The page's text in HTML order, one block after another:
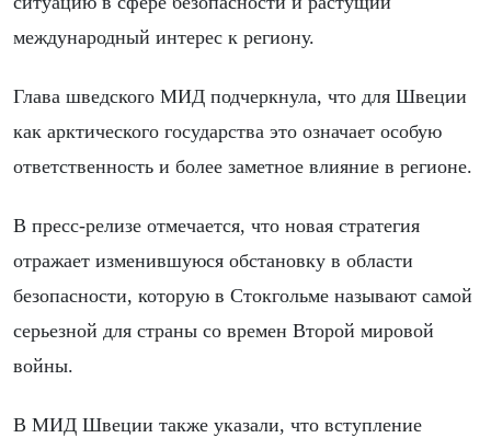
международный интерес к региону.
Глава шведского МИД подчеркнула, что для Швеции
как арктического государства это означает особую
ответственность и более заметное влияние в регионе.
В пресс-релизе отмечается, что новая стратегия
отражает изменившуюся обстановку в области
безопасности, которую в Стокгольме называют самой
серьезной для страны со времен Второй мировой
войны.
В МИД Швеции также указали, что вступление